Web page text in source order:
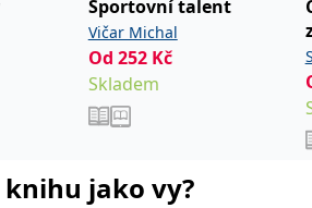
Sportovní talent
Vičar Michal
Od 252 Kč
Skladem
jako vy?
(kterou vlastní společnost Google), aby zjistila,
a provádí informace o tom, jak koncový
strojově generované ID uživatele a